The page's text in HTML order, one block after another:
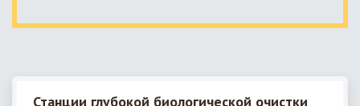
Станции глубокой биологической очистки